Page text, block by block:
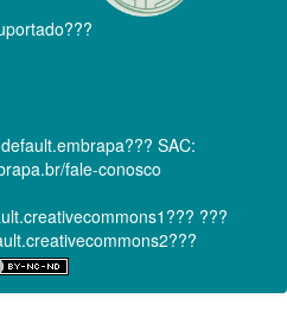
SAC:
fale-conosco
???